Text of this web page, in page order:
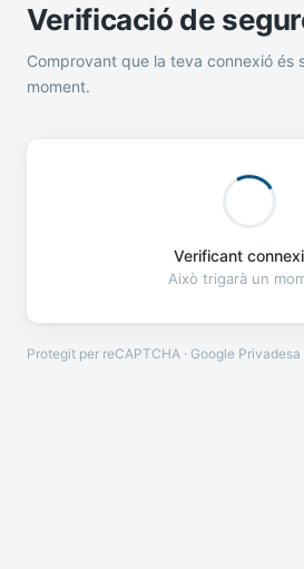
Verificació de
Comprovant que la teva connexió és
moment.
Verificant
Això trigarà un
Protegit per reCAPTCHA · Google Privadesa